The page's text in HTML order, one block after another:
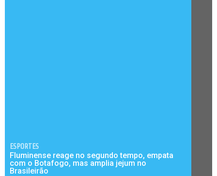
ESPORTES
Fluminense reage no segundo tempo, empata
com o Botafogo, mas amplia jejum no
Brasileirão